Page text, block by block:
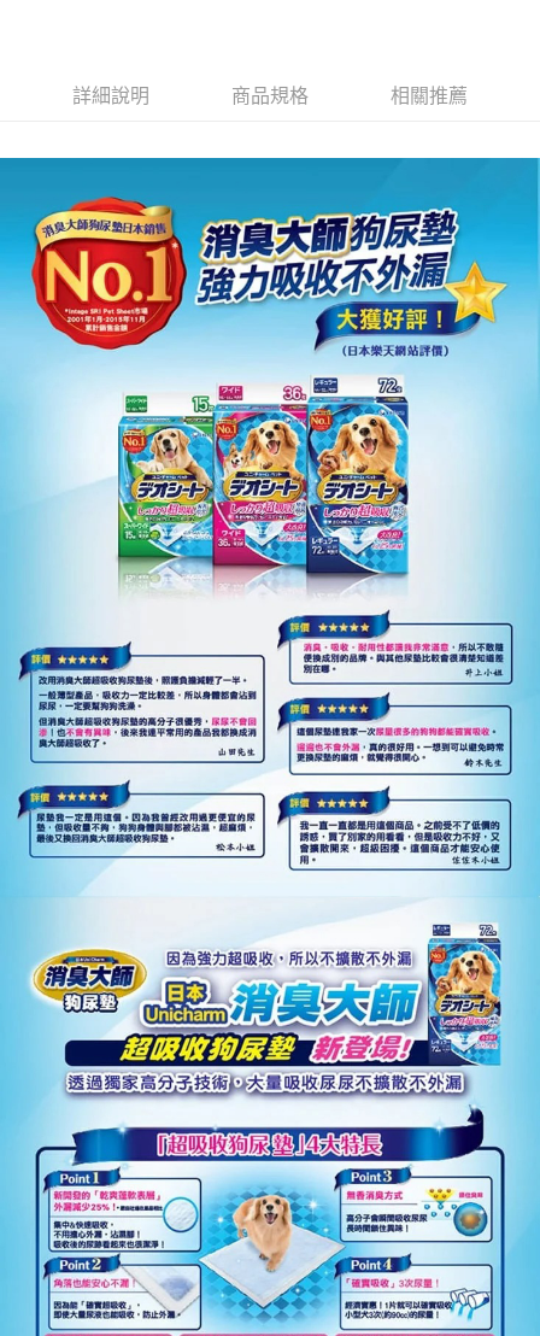
每筆NT$80，滿NT$1,500(含以上)免運費
【7-11】取貨付款1500免運
每筆NT$80，滿NT$1,500(含以上)免運費
【7-11】取貨1500免運
每筆NT$60，滿NT$1,500(含以上)免運費
每筆NT$85，滿NT$1,500(含以上)免運費
【宅配-貨到付款】1500免運
每筆NT$115，滿NT$1,500(含以上)免運費
詳細說明 商品規格 相關推薦